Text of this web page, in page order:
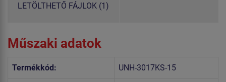
LETÖLTHETŐ FÁJLOK (1)
Műszaki adatok
Termékkód: UNH-3017KS-15